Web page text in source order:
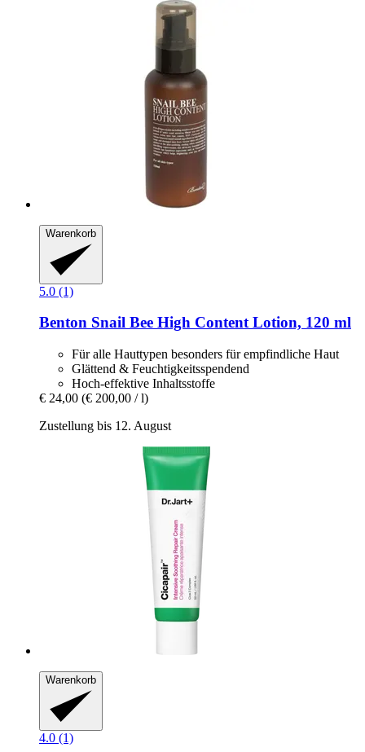
Warenkorb
5.0 (1)
Benton Snail Bee High Content Lotion, 120 ml
Für alle Hauttypen besonders für empfindliche Haut
Glättend & Feuchtigkeitsspendend
Hoch-effektive Inhaltsstoffe
€ 24,00 (€ 200,00 / l)
Zustellung bis 12. August
Warenkorb
4.0 (1)